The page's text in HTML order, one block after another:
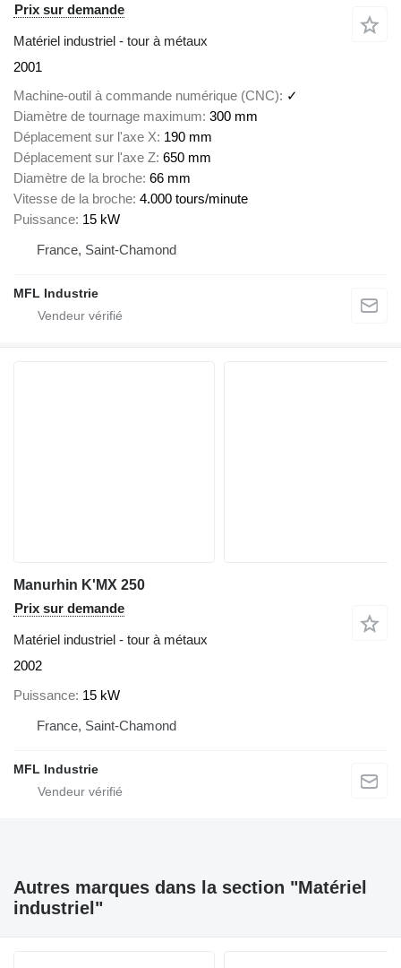
Prix sur demande
Matériel industriel - tour à métaux
2001
Machine-outil à commande numérique (CNC)
✓
Diamètre de tournage maximum 300 mm
Déplacement sur l'axe X 190 mm
Déplacement sur l'axe Z 650 mm
Diamètre de la broche 66 mm
Vitesse de la broche 4.000 tours/minute
Puissance 15 kW
France, Saint-Chamond
MFL Industrie
Manurhin K'MX 250
Prix sur demande
Matériel industriel - tour à métaux
2002
Puissance 15 kW
France, Saint-Chamond
MFL Industrie
Autres marques dans la section "Matériel
industriel"